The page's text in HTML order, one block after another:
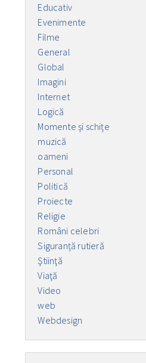
Educativ
Evenimente
Filme
General
Global
Imagini
Internet
Logică
Momente și schițe
muzică
oameni
Personal
Politică
Proiecte
Religie
Români celebri
Siguranță rutieră
Ştiinţă
Viaţă
Video
web
Webdesign